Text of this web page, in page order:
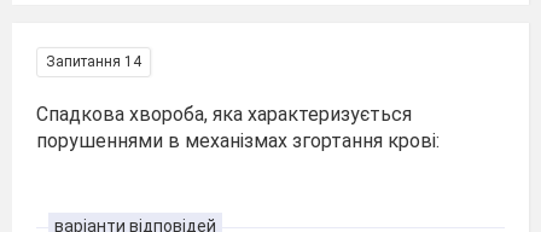
Запитання 14
Спадкова хвороба, яка характеризується
порушеннями в механізмах згортання крові:
варіанти відповідей